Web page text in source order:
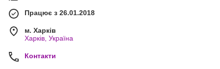
Працює з 26.01.2018
м. Харків
Харків, Україна
Контакти